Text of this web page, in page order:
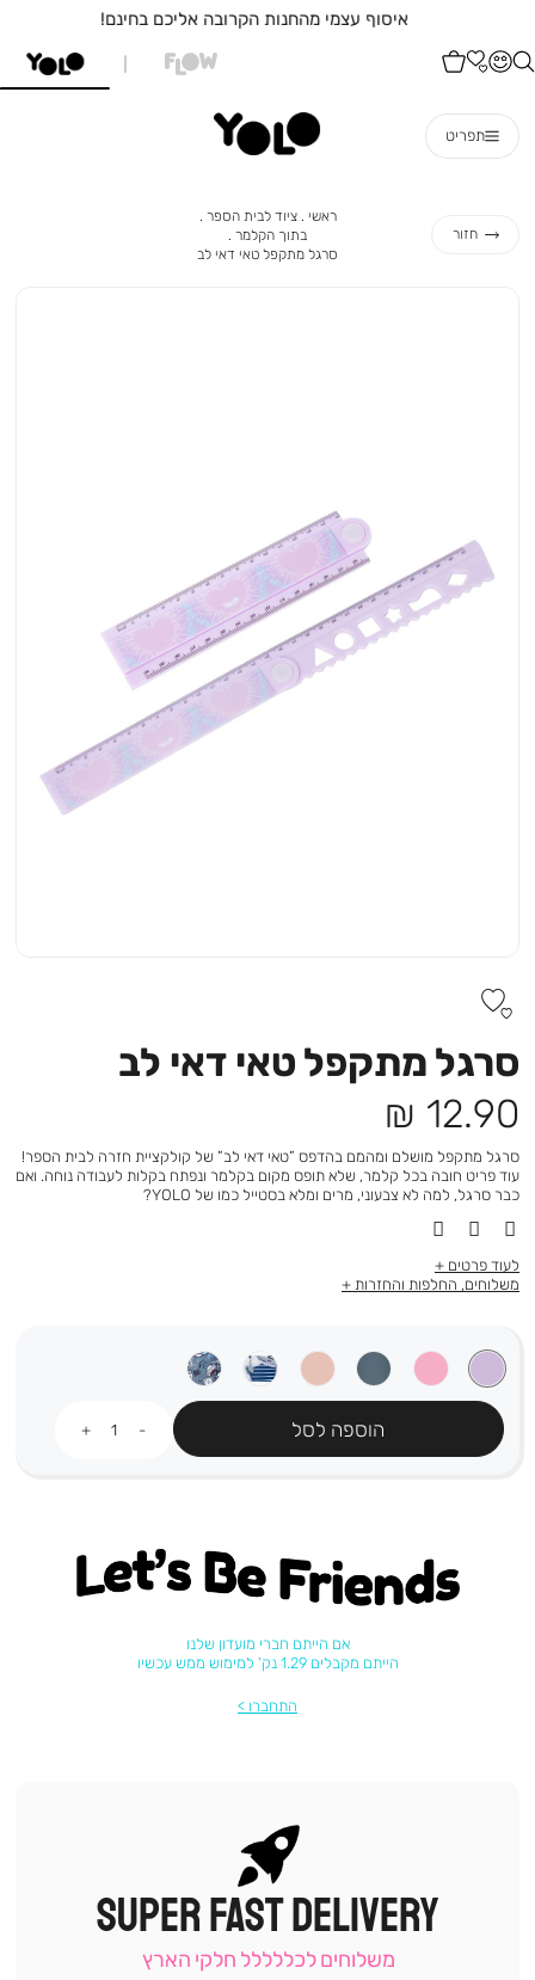
איסוף עצמי מהחנות הקרובה אליכם בחינם!
תפריט
חזור
ראשי ראשי
ציוד לבית הספר
הספר
בתוך הקלמר
הקלמר
סרגל מתקפל טאי דאי לב
סרגל מתקפל טאי דאי לב
מחיר
מוצר
12.90 ₪
סרגל מתקפל מושלם ומהמם בהדפס ”טאי דאי לב” של קולקציית חזרה לבית הספר!
עוד פריט חובה בכל קלמר, שלא תופס מקום בקלמר ונפתח בקלות לעבודה נוחה. ואם
כבר סרגל, למה לא צבעוני, מרים ומלא בסטייל כמו של YOLO?
לעוד פרטים
משלוחים, החלפות והחזרות
הוספה לסל
Let's be friends
אם הייתם חברי מועדון שלנו
הייתם מקבלים 1.29 נק' למימוש ממש עכשיו
התחברו
|
תומכי
-
SUPER FAST DELIVERY
משלוחים לכללללל חלקי הארץ